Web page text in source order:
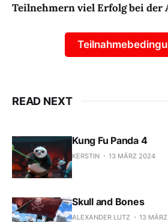
Teilnehmern viel Erfolg bei der
READ NEXT
Kung Fu Panda 4
KERSTIN 13 MÄRZ 2024
Skull and Bones
ALEXANDER LUTZ 13